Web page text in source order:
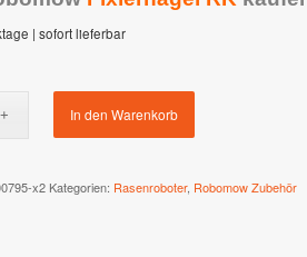
Stiga AutoClip Serie
| sofort lieferbar
In den Warenkorb
x2 Kategorien: Rasenroboter, Robomow Zubehör